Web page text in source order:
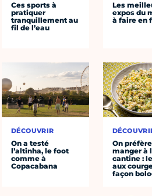
Ces sports à
pratiquer
tranquillement au
fil de l’eau
DÉCOUVRIR
On a testé
l’altinha, le foot
comme à
Copacabana
Les
expos du
à faire en
On préfère
manger à
cantine :
aux
façon